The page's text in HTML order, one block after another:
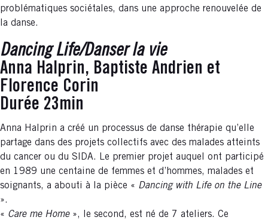
problématiques sociétales, dans une approche renouvelée de
la danse.
Dancing Life/Danser la vie
Anna Halprin, Baptiste Andrien et
Florence Corin
Durée 23min
Anna Halprin a créé un processus de danse thérapie qu’elle
partage dans des projets collectifs avec des malades atteints
du cancer ou du SIDA. Le premier projet auquel ont participé
en 1989 une centaine de femmes et d’hommes, malades et
soignants, a abouti à la pièce « Dancing with Life on the Line
».
« Care me Home», le second, est né de 7 ateliers. Ce